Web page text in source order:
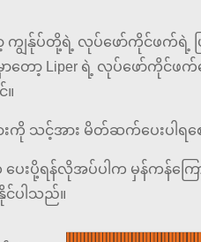
ကျွန်ုပ်တို့ရဲ့ လုပ်ဖော်ကိုင်ဖက်ရဲ့ ပ
တော့ Liper ရဲ့ လုပ်ဖော်ကိုင်ဖက်
ကို သင့်အား မိတ်ဆက်ပေးပါရစ
ရန်လိုအပ်ပါက မှန်ကန်ကြောင်
င်ပါသည်။